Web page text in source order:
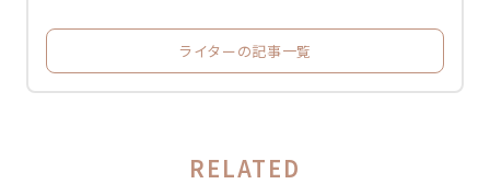
ライターの記事一覧
RELATED